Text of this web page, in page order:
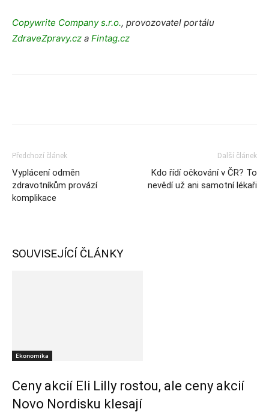
Copywrite Company s.r.o., provozovatel portálu
ZdraveZpravy.cz a Fintag.cz
Předchozí článek
Vyplácení odměn
zdravotníkům provází
komplikace
Další článek
Kdo řídí očkování v ČR? To
nevědí už ani samotní lékaři
SOUVISEJÍCÍ ČLÁNKY
Ekonomika
Ceny akcií Eli Lilly rostou, ale ceny akcií
Novo Nordisku klesají